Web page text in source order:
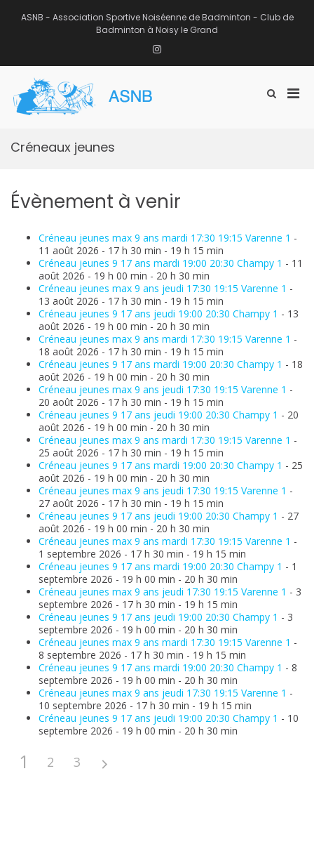
ASNB - Association Sportive Noiséenne de Badminton - Club de
Badminton à Noisy le Grand
Instagram
Afficher
Créneaux jeunes
Évènement à venir
Créneau jeunes max 9 ans mardi 17:30 19:15 Varenne 1 -
11 août 2026 - 17 h 30 min - 19 h 15 min
Créneau jeunes 9 17 ans mardi 19:00 20:30 Champy 1 - 11
août 2026 - 19 h 00 min - 20 h 30 min
Créneau jeunes max 9 ans jeudi 17:30 19:15 Varenne 1 -
13 août 2026 - 17 h 30 min - 19 h 15 min
Créneau jeunes 9 17 ans jeudi 19:00 20:30 Champy 1 - 13
août 2026 - 19 h 00 min - 20 h 30 min
Créneau jeunes max 9 ans mardi 17:30 19:15 Varenne 1 -
18 août 2026 - 17 h 30 min - 19 h 15 min
Créneau jeunes 9 17 ans mardi 19:00 20:30 Champy 1 - 18
août 2026 - 19 h 00 min - 20 h 30 min
Créneau jeunes max 9 ans jeudi 17:30 19:15 Varenne 1 -
20 août 2026 - 17 h 30 min - 19 h 15 min
Créneau jeunes 9 17 ans jeudi 19:00 20:30 Champy 1 - 20
août 2026 - 19 h 00 min - 20 h 30 min
Créneau jeunes max 9 ans mardi 17:30 19:15 Varenne 1 -
25 août 2026 - 17 h 30 min - 19 h 15 min
Créneau jeunes 9 17 ans mardi 19:00 20:30 Champy 1 - 25
août 2026 - 19 h 00 min - 20 h 30 min
Créneau jeunes max 9 ans jeudi 17:30 19:15 Varenne 1 -
27 août 2026 - 17 h 30 min - 19 h 15 min
Créneau jeunes 9 17 ans jeudi 19:00 20:30 Champy 1 - 27
août 2026 - 19 h 00 min - 20 h 30 min
Créneau jeunes max 9 ans mardi 17:30 19:15 Varenne 1 -
1 septembre 2026 - 17 h 30 min - 19 h 15 min
Créneau jeunes 9 17 ans mardi 19:00 20:30 Champy 1 - 1
septembre 2026 - 19 h 00 min - 20 h 30 min
Créneau jeunes max 9 ans jeudi 17:30 19:15 Varenne 1 - 3
septembre 2026 - 17 h 30 min - 19 h 15 min
Créneau jeunes 9 17 ans jeudi 19:00 20:30 Champy 1 - 3
septembre 2026 - 19 h 00 min - 20 h 30 min
Créneau jeunes max 9 ans mardi 17:30 19:15 Varenne 1 -
8 septembre 2026 - 17 h 30 min - 19 h 15 min
Créneau jeunes 9 17 ans mardi 19:00 20:30 Champy 1 - 8
septembre 2026 - 19 h 00 min - 20 h 30 min
Créneau jeunes max 9 ans jeudi 17:30 19:15 Varenne 1 -
10 septembre 2026 - 17 h 30 min - 19 h 15 min
Créneau jeunes 9 17 ans jeudi 19:00 20:30 Champy 1 - 10
septembre 2026 - 19 h 00 min - 20 h 30 min
1 2 3